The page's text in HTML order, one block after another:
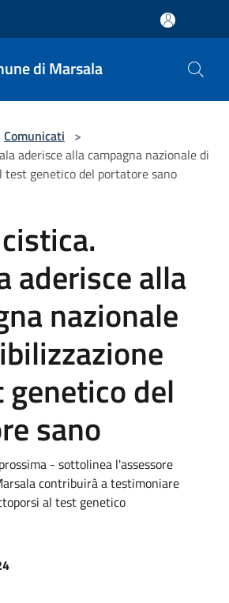
di Marsala
Comunicati >
aderisce alla campagna nazionale di
test genetico del portatore sano
aderisce alla
nazionale
del
sano
- sottolinea l'assessore
contribuirà a testimoniare
al test genetico